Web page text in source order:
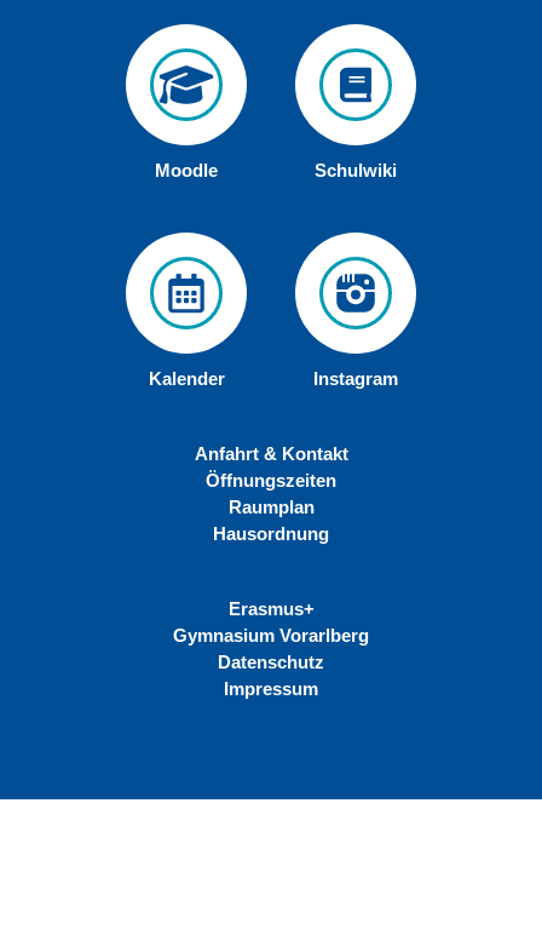
Moodle Schulwiki
Kalender Instagram
Anfahrt & Kontakt
Öffnungszeiten
Raumplan
Hausordnung
Erasmus+
Gymnasium Vorarlberg
Datenschutz
Impressum